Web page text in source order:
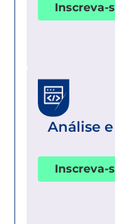
Inscreva-
Análise
Inscreva-